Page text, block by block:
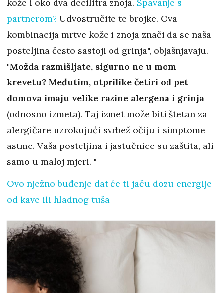
kože i oko dva decilitra znoja. Spavanje s
partnerom? Udvostručite te brojke. Ova
kombinacija mrtve kože i znoja znači da se naša
posteljina često sastoji od grinja", objašnjavaju.
"Možda razmišljate, sigurno ne u mom
krevetu? Međutim, otprilike četiri od pet
domova imaju velike razine alergena i grinja
(odnosno izmeta). Taj izmet može biti štetan za
alergičare uzrokujući svrbež očiju i simptome
astme. Vaša posteljina i jastučnice su zaštita, ali
samo u maloj mjeri. "
Ovo nježno buđenje dat će ti jaču dozu energije
od kave ili hladnog tuša